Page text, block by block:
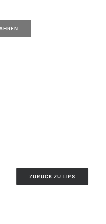
ZURÜCK ZU LIPS